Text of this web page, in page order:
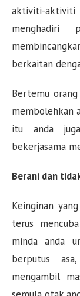
aktiviti-
menghadiri
berkaitan
Bertemu
membolehkan
itu anda
bekerjasama
Berani dan
Keinginan
terus
minda anda
berputus
mengambil